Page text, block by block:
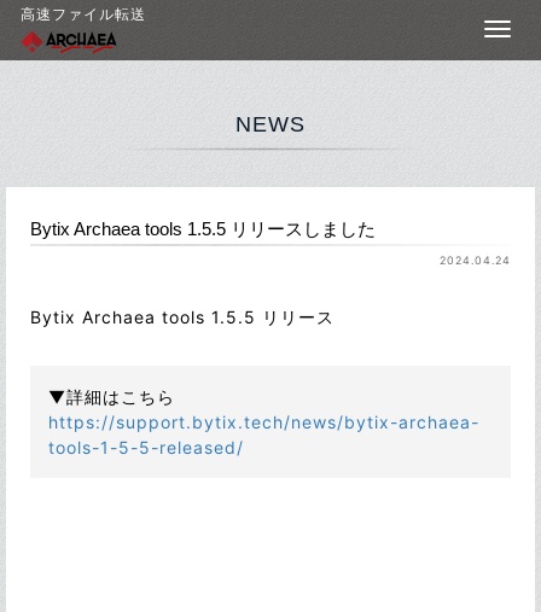
高速ファイル転送
NEWS
Bytix Archaea tools 1.5.5 リリースしました
2024.04.24
Bytix Archaea tools 1.5.5 リリース
▼詳細はこちら
https://support.bytix.tech/news/bytix-archaea-
tools-1-5-5-released/